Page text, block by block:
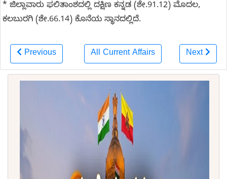
* ಜಿಲ್ಲಾವಾರು ಫಲಿತಾಂಶದಲ್ಲಿ ದಕ್ಷಿಣ ಕನ್ನಡ (ಶೇ.91.12) ಮೊದಲ,
ಕಲಬುರಗಿ (ಶೇ.66.14) ಕೊನೆಯ ಸ್ಥಾನದಲ್ಲಿದೆ.
Previous All Current Affairs Next